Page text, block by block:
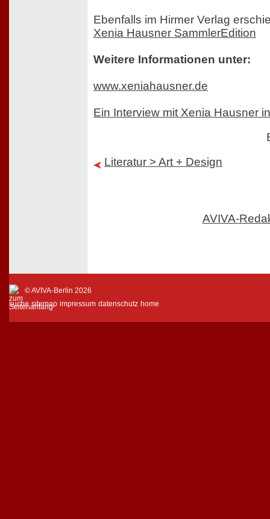
Ebenfalls im Hirmer Verlag
Xenia Hausner SammlerEdition
Weitere Informationen unter:
www.xeniahausner.de
Ein Interview mit Xenia Hausner
Literatur > Art + Design
AVIVA-
© AVIVA-Berlin 2026
suche sitemap impressum datenschutz home